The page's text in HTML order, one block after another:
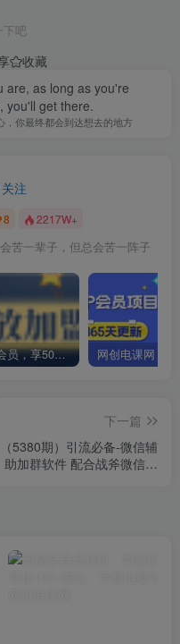
下吧
收藏
are, as long as you're
you'll get there.
你最终都会到达想去的地方
关注
8 2217W+
苦一辈子，但总会苦一阵子
加入VIP会员，享50%的推广提成，免费学习多种网上创业课程，菜鸟秒变大神！
下一篇
（5380期）引流必备-微信辅
助加群软件 配合战斧微信群